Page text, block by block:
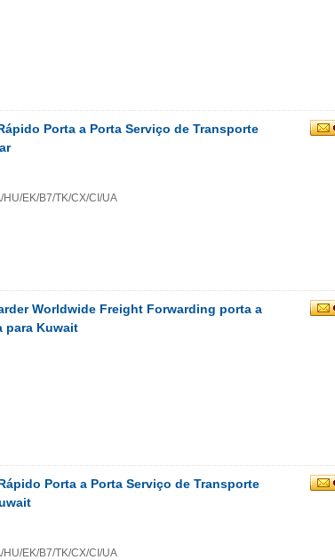
Porta a Porta Serviço de Transporte
EK/B7/TK/CX/CI/UA
Worldwide Freight Forwarding porta a
para Kuwait
Porta a Porta Serviço de Transporte
EK/B7/TK/CX/CI/UA